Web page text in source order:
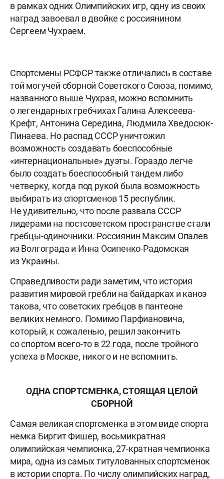
в рамках одних Олимпийских игр, одну из своих
наград завоевал в двойке с россиянином
Сергеем Чухраем.
Спортсмены РСФСР также отличались в составе
той могучей сборной Советского Союза, помимо,
названного выше Чухрая, можно вспомнить
о легендарных гребчихах Галина Алексеева-
Крефт, Антонина Середина, Людмила Хведосюк-
Пинаева. Но распад СССР уничтожил
возможность создавать боеспособные
«интернациональные» дуэты. Гораздо легче
было создать боеспособный тандем либо
четверку, когда под рукой была возможность
выбирать из спортсменов 15 республик.
Не удивительно, что после развала СССР
лидерами на постсоветском пространстве стали
гребцы-одиночники. Россиянин Максим Опалев
из Волгограда и Инна Осипенко-Радомская
из Украины.
Справедливости ради заметим, что история
развития мировой гребли на байдарках и каноэ
такова, что советских гребцов в пантеоне
великих немного. Помимо Парфиановича,
который, к сожаленью, решил закончить
со спортом всего-то в 22 года, после тройного
успеха в Москве, никого и не вспомнить.
ОДНА СПОРТСМЕНКА, СТОЯЩАЯ ЦЕЛОЙ
СБОРНОЙ
Самая великая спортсменка в этом виде спорта
немка Биргит Фишер, восьмикратная
олимпийская чемпионка, 27-кратная чемпионка
мира, одна из самых титулованных спортсменок
в истории спорта. По числу олимпийских наград,